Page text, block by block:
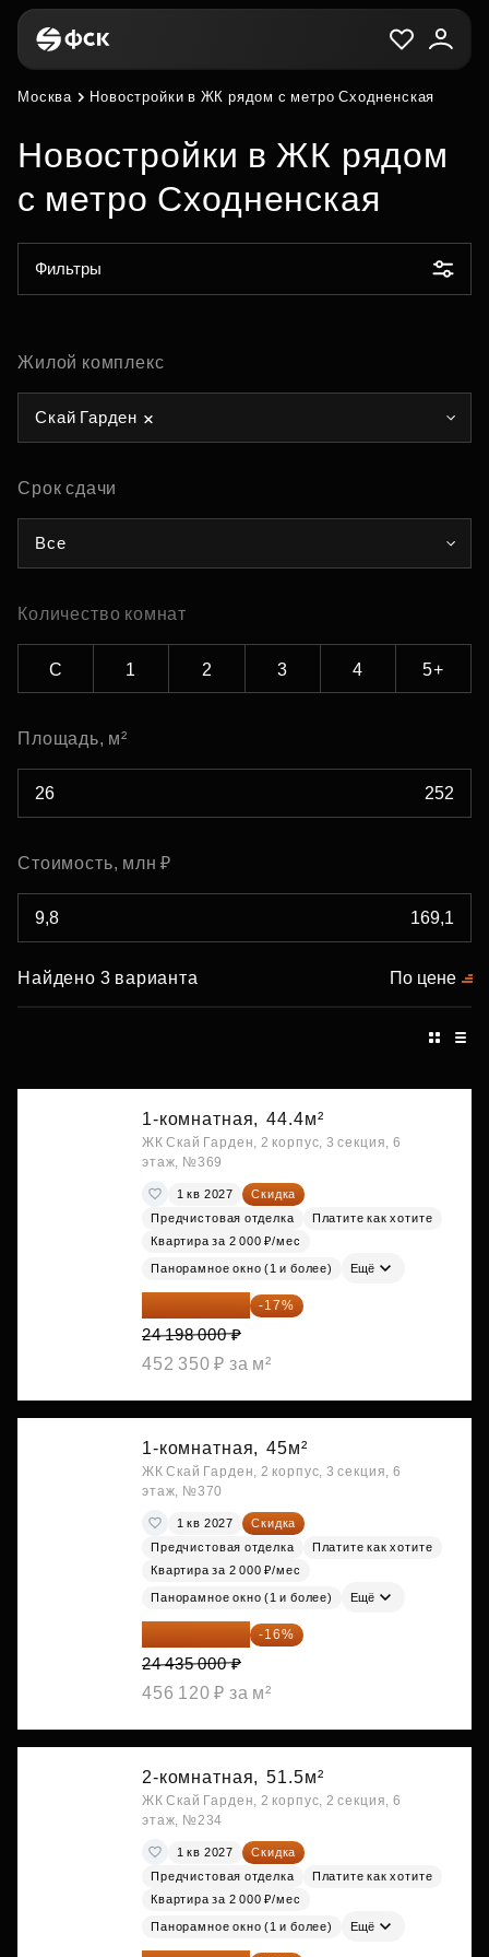
Москва Новостройки в ЖК рядом с метро Сходненская
Новостройки в ЖК рядом
с метро Сходненская
Фильтры
Жилой комплекс
Скай Гарден
Срок сдачи
Все
Количество комнат
С 1 2 3 4 5+
Площадь, м²
Стоимость, млн ₽
Найдено 3 варианта По цене
1-комнатная, 44.4м²
ЖК Скай Гарден, 2 корпус, 3 секция, 6
этаж, №369
1 кв 2027
Скидка
Предчистовая отделка
Платите как хотите
Квартира за 2 000 ₽/мес
Панорамное окно (1 и более) Ещё
20 084 340 ₽ -17%
24 198 000 ₽
452 350 ₽ за м²
1-комнатная, 45м²
ЖК Скай Гарден, 2 корпус, 3 секция, 6
этаж, №370
1 кв 2027
Скидка
Предчистовая отделка
Платите как хотите
Квартира за 2 000 ₽/мес
Панорамное окно (1 и более) Ещё
20 525 400 ₽ -16%
24 435 000 ₽
456 120 ₽ за м²
2-комнатная, 51.5м²
ЖК Скай Гарден, 2 корпус, 2 секция, 6
этаж, №234
1 кв 2027
Скидка
Предчистовая отделка
Платите как хотите
Квартира за 2 000 ₽/мес
Панорамное окно (1 и более) Ещё